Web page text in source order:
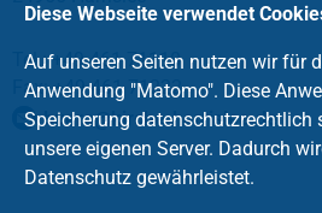
Tel.: +49 461 71110
Fax: +49 461 71222
buero@kirche-harrislee.de
Diese Webseite verwendet
Auf unseren Seiten nutzen wir für
Anwendung "Matomo". Diese
Speicherung datenschutzrechtlich
unsere eigenen Server. Dadurch
Datenschutz gewährleistet.